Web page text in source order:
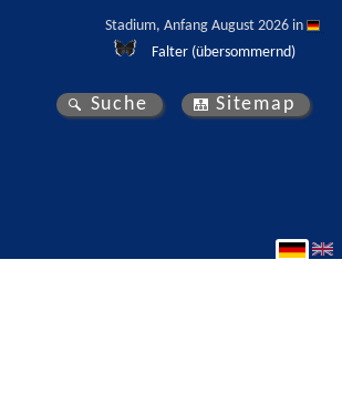
Stadium, Anfang August 2026 in
Falter (übersommernd)
Suche Sitemap